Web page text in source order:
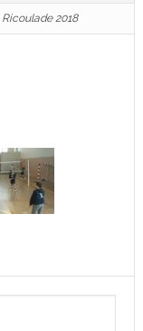
Ricoulade 2018